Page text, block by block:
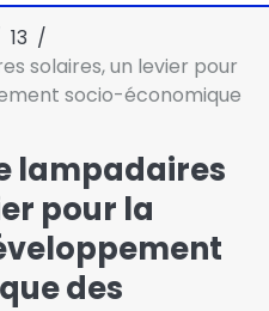
13
solaires, un levier pour
socio-économique
lampadaires
pour la
des